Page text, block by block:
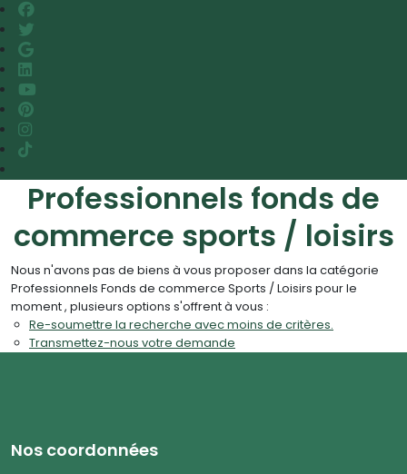
Professionnels fonds de
commerce sports / loisirs
Nous n'avons pas de biens à vous proposer dans la catégorie
Professionnels Fonds de commerce Sports / Loisirs pour le
moment , plusieurs options s'offrent à vous :
Re-soumettre la recherche avec moins de critères.
Transmettez-nous votre demande
Nos coordonnées